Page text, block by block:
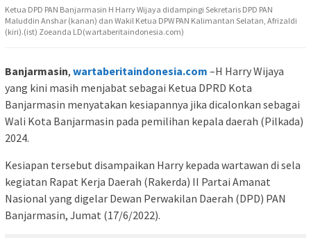
Ketua DPD PAN Banjarmasin H Harry Wijaya didampingi Sekretaris DPD PAN
Maluddin Anshar (kanan) dan Wakil Ketua DPW PAN Kalimantan Selatan, Afrizaldi
(kiri).(ist) Zoeanda LD(wartaberitaindonesia.com)
Banjarmasin, wartaberitaindonesia.com –H Harry Wijaya
yang kini masih menjabat sebagai Ketua DPRD Kota
Banjarmasin menyatakan kesiapannya jika dicalonkan sebagai
Wali Kota Banjarmasin pada pemilihan kepala daerah (Pilkada)
2024.
Kesiapan tersebut disampaikan Harry kepada wartawan di sela
kegiatan Rapat Kerja Daerah (Rakerda) II Partai Amanat
Nasional yang digelar Dewan Perwakilan Daerah (DPD) PAN
Banjarmasin, Jumat (17/6/2022).